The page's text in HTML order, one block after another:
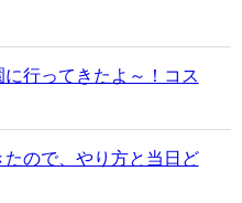
行ってきたよ～！コス
ので、やり方と当日ど